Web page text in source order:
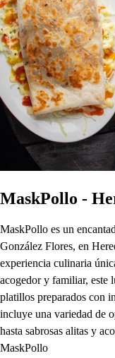
MaskPollo -
MaskPollo es un
González Flores, en
experiencia culinaria
acogedor y familiar, este
platillos preparados con
incluye una variedad de
hasta sabrosas alitas y
MaskPollo